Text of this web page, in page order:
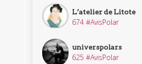
L’atelier de Litote
674 #AvisPolar
universpolars
625 #AvisPolar